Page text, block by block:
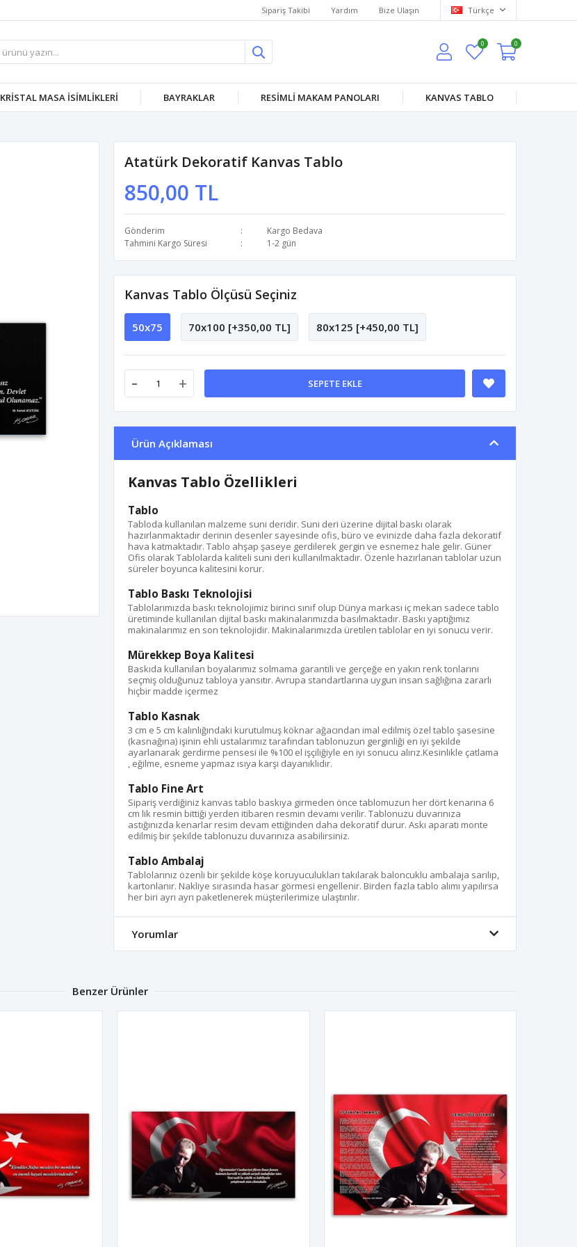
Sipariş Takibi Yardım Bize Ulaşın Türkçe
0 0
KRISTAL MASA İSIMLIKLERI BAYRAKLAR RESİMLİ MAKAM PANOLARI KANVAS TABLO
Atatürk Dekoratif Kanvas Tablo
850,00 TL
Gönderim
Kargo Bedava
Tahmini Kargo Süresi
1-2 gün
Kanvas Tablo Ölçüsü Seçiniz
50x75 70x100 [+350,00 TL] 80x125 [+450,00 TL]
- + SEPETE EKLE
Ürün Açıklaması
Kanvas Tablo Özellikleri
Tablo
Tabloda kullanılan malzeme suni deridir. Suni deri üzerine dijital baskı olarak
hazırlanmaktadır derinin desenler sayesinde ofis, büro ve evinizde daha fazla dekoratif
hava katmaktadır. Tablo ahşap şaseye gerdilerek gergin ve esnemez hale gelir. Güner
Ofis olarak Tablolarda kaliteli suni deri kullanılmaktadır. Özenle hazırlanan tablolar uzun
süreler boyunca kalitesini korur.
Tablo Baskı Teknolojisi
Tablolarımızda baskı teknolojimiz birinci sınıf olup Dünya markası iç mekan sadece tablo
üretiminde kullanılan dijital baskı makinalarımızda basılmaktadır. Baskı yaptığımız
makinalarımız en son teknolojidir. Makinalarımızda üretilen tablolar en iyi sonucu verir.
Mürekkep Boya Kalitesi
Baskıda kullanılan boyalarımız solmama garantili ve gerçeğe en yakın renk tonlarını
seçmiş olduğunuz tabloya yansıtır. Avrupa standartlarına uygun insan sağlığına zararlı
hiçbir madde içermez
Tablo Kasnak
3 cm e 5 cm kalınlığındaki kurutulmuş köknar ağacından imal edilmiş özel tablo şasesine
(kasnağına) işinin ehli ustalarımız tarafından tablonuzun gerginliği en iyi şekilde
ayarlanarak gerdirme pensesi ile %100 el işçiliğiyle en iyi sonucu alırız.Kesinlikle çatlama
, eğilme, esneme yapmaz ısıya karşı dayanıklıdır.
Tablo Fine Art
Sipariş verdiğiniz kanvas tablo baskıya girmeden önce tablomuzun her dört kenarına 6
cm lik resmin bittiği yerden itibaren resmin devamı verilir. Tablonuzu duvarınıza
astığınızda kenarlar resim devam ettiğinden daha dekoratif durur. Askı aparatı monte
edilmiş bir şekilde tablonuzu duvarınıza asabilirsiniz.
Tablo Ambalaj
Tablolarınız özenli bir şekilde köşe koruyuculukları takılarak baloncuklu ambalaja sarılıp,
kartonlanır. Nakliye sırasında hasar görmesi engellenir. Birden fazla tablo alımı yapılırsa
her biri ayrı ayrı paketlenerek müşterilerimize ulaştırılır.
Yorumlar
Benzer Ürünler